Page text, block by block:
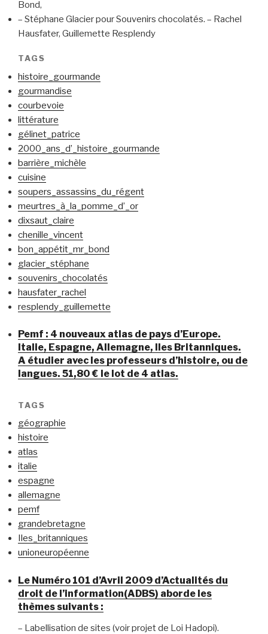
Bond,
– Stéphane Glacier pour Souvenirs chocolatés. – Rachel
Hausfater, Guillemette Resplendy
TAGS
histoire_gourmande
gourmandise
courbevoie
littérature
gélinet_patrice
2000_ans_d’_histoire_gourmande
barrière_michèle
cuisine
soupers_assassins_du_régent
meurtres_à_la_pomme_d’_or
dixsaut_claire
chenille_vincent
bon_appétit_mr_bond
glacier_stéphane
souvenirs_chocolatés
hausfater_rachel
resplendy_guillemette
Pemf : 4 nouveaux atlas de pays d’Europe.
Italie, Espagne, Allemagne, Iles Britanniques.
A étudier avec les professeurs d’histoire, ou de
langues. 51,80 € le lot de 4 atlas.
TAGS
géographie
histoire
atlas
italie
espagne
allemagne
pemf
grandebretagne
Iles_britanniques
unioneuropéenne
Le Numéro 101 d’Avril 2009 d’Actualités du
droit de l’information(ADBS) aborde les
thèmes suivants :
– Labellisation de sites (voir projet de Loi Hadopi).